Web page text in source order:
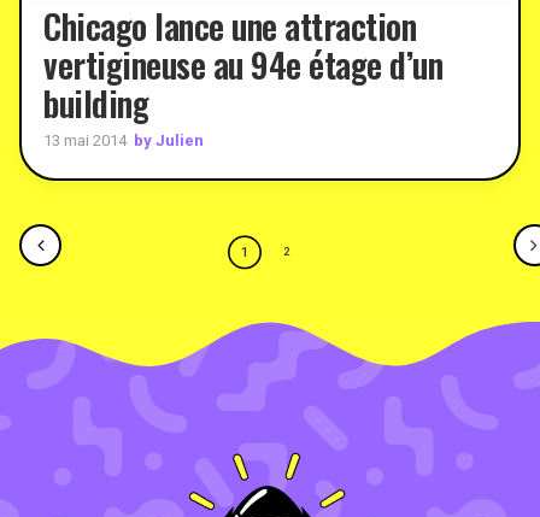
Chicago lance une attraction
vertigineuse au 94e étage d’un
building
13 mai 2014 by Julien
1 2